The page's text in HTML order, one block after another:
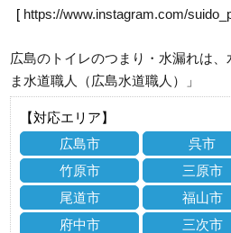
[ https://www.instagram.com/
広島のトイレのつまり・水漏れは
ま水道職人（広島水道職人）」
【対応エリア】
広島市
呉市
竹原市
三原市
尾道市
福山市
府中市
三次市